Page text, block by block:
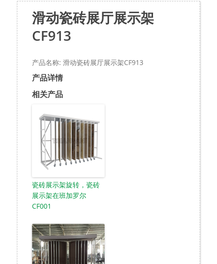
滑动瓷砖展厅展示架
CF913
产品名称: 滑动瓷砖展厅展示架CF913
产品详情
相关产品
瓷砖展示架旋转，瓷砖
展示架在班加罗尔
CF001